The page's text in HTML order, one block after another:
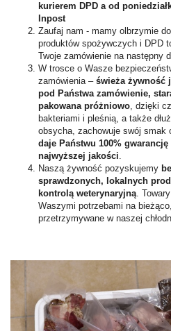
kurierem DPD a od
Inpost
Zaufaj nam - mamy olbrzymie
produktów spożywczych i DPD
Twoje zamówienie na następny
W trosce o Wasze
zamówienia – świeża żywność
pod Państwa zamówienie,
pakowana próżniowo, dzięki
bakteriami i pleśnią, a także
obsycha, zachowuje swój smak
daje Państwu 100%
najwyższej jakości.
Naszą żywność pozyskujemy
sprawdzonych, lokalnych
kontrolą weterynaryjną.
Waszymi potrzebami na
przetrzymywane w naszej